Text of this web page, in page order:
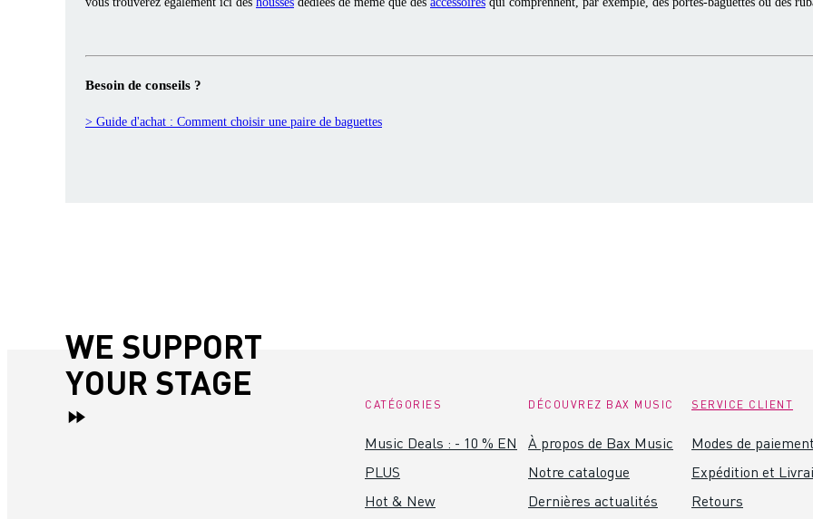
Besoin de conseils ?
> Guide d'achat : Comment choisir une paire de baguettes
WE SUPPORT
YOUR STAGE
CATÉGORIES
Music Deals : - 10 % EN
PLUS
Hot & New
DÉCOUVREZ BAX MUSIC
À propos de Bax Music
Notre catalogue
Dernières actualités
SERVICE CLIENT
Modes de paiement
Expédition et
Retours